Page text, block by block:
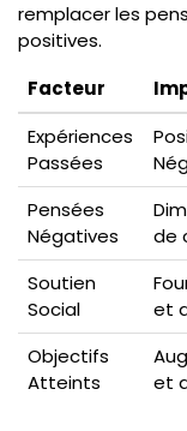
remplacer les
positives.
Facteur
Expériences
Passées
Pensées
Négatives
de
Soutien
Social
et
Objectifs
Atteints
et